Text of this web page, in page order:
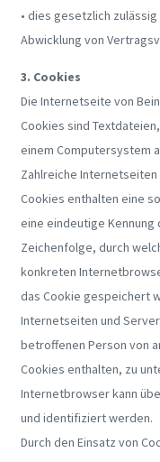
• dies gesetzlich zulässig
Abwicklung von
3. Cookies
Die Internetseite von
Cookies sind
einem Computersystem
Zahlreiche
Cookies enthalten eine
eine eindeutige
Zeichenfolge, durch
konkreten
das Cookie gespeichert
Internetseiten und
betroffenen Person von
Cookies enthalten, zu
Internetbrowser kann
und identifiziert werden.
Durch den Einsatz von